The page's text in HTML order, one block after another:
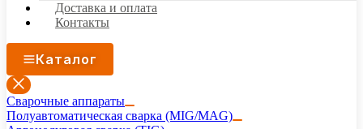
Доставка и оплата
Контакты
Каталог
Сварочные аппараты
Полуавтоматическая сварка (MIG/MAG)